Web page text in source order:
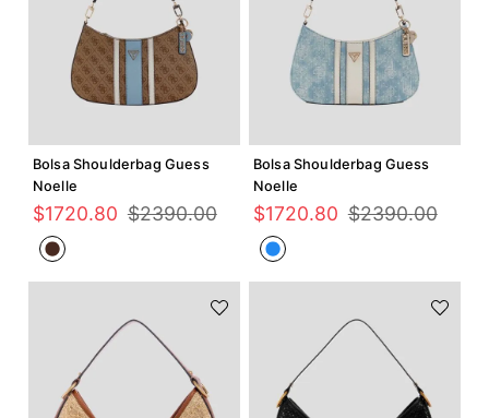
Bolsa Shoulderbag Guess
Noelle
$1720.80 $2390.00
Bolsa Shoulderbag Guess
Noelle
$1720.80 $2390.00